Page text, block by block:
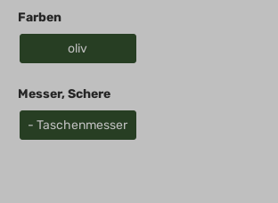
Farben
oliv
Messer, Schere
- Taschenmesser